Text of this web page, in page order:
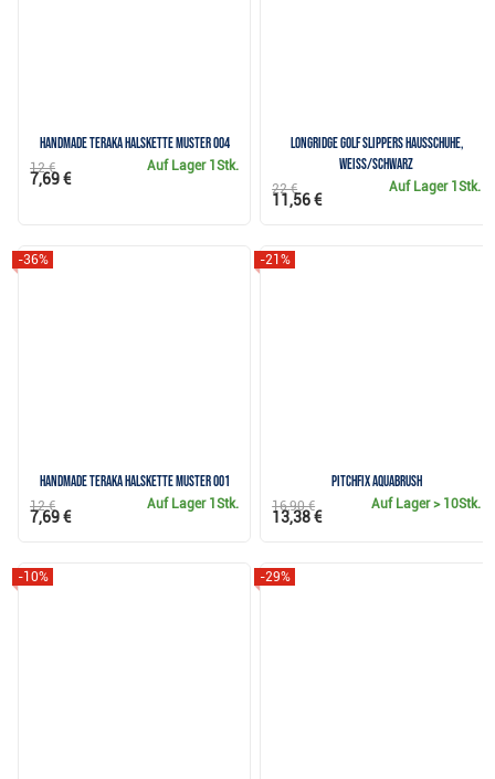
Handmade Teraka Halskette Muster 004
Auf Lager 1Stk.
12 €
7,69 €
Longridge Golf Slippers Hausschuhe,
weiss/schwarz
Auf Lager 1Stk.
22 €
11,56 €
Handmade Teraka Halskette Muster 001
-36%
Auf Lager 1Stk.
12 €
7,69 €
Pitchfix Aquabrush
-21%
Auf Lager> 10Stk.
16,90 €
13,38 €
-10% -29%